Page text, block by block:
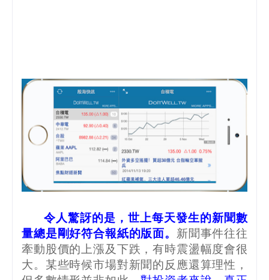
令人驚訝的是，世上每天發生的新聞數
量總是剛好符合報紙的版面。 新聞事件往往
牽動股價的上漲及下跌，有時震盪幅度會很
大。某些時候市場對新聞的反應還算理性，